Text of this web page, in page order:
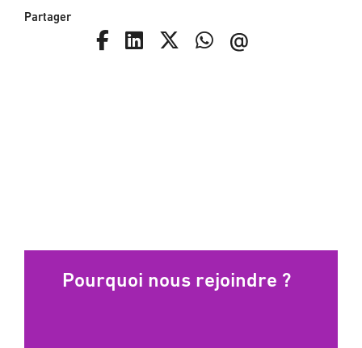
Partager
Pourquoi nous rejoindre ?